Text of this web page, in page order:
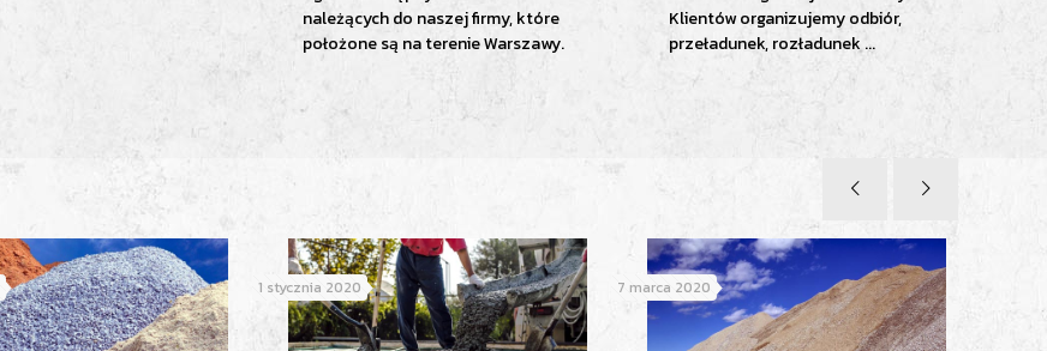
należących do naszej firmy, które
położone są na terenie Warszawy.
Klientów organizujemy odbiór,
przeładunek, rozładunek ...
1 stycznia 2020 7 marca 2020